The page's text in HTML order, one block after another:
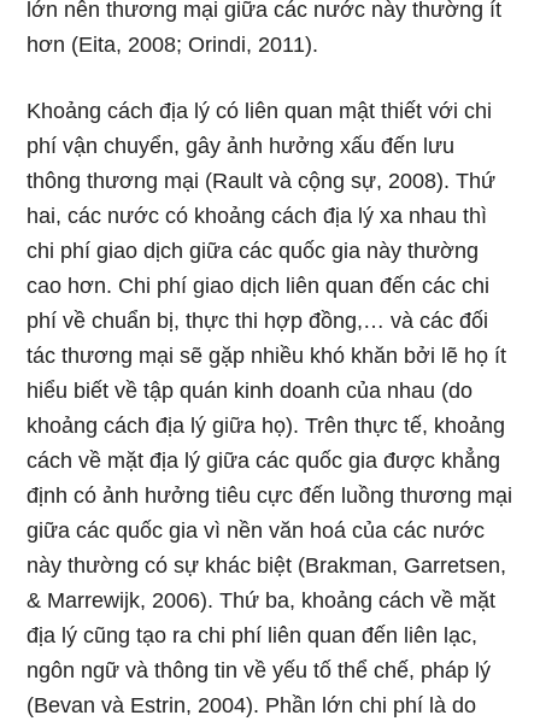
lớn nên thương mại giữa các nước này thường ít
hơn (Eita, 2008; Orindi, 2011).
Khoảng cách địa lý có liên quan mật thiết với chi
phí vận chuyển, gây ảnh hưởng xấu đến lưu
thông thương mại (Rault và cộng sự, 2008). Thứ
hai, các nước có khoảng cách địa lý xa nhau thì
chi phí giao dịch giữa các quốc gia này thường
cao hơn. Chi phí giao dịch liên quan đến các chi
phí về chuẩn bị, thực thi hợp đồng,… và các đối
tác thương mại sẽ gặp nhiều khó khăn bởi lẽ họ ít
hiểu biết về tập quán kinh doanh của nhau (do
khoảng cách địa lý giữa họ). Trên thực tế, khoảng
cách về mặt địa lý giữa các quốc gia được khẳng
định có ảnh hưởng tiêu cực đến luồng thương mại
giữa các quốc gia vì nền văn hoá của các nước
này thường có sự khác biệt (Brakman, Garretsen,
& Marrewijk, 2006). Thứ ba, khoảng cách về mặt
địa lý cũng tạo ra chi phí liên quan đến liên lạc,
ngôn ngữ và thông tin về yếu tố thể chế, pháp lý
(Bevan và Estrin, 2004). Phần lớn chi phí là do